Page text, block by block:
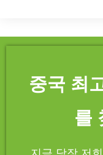
중국 최
를